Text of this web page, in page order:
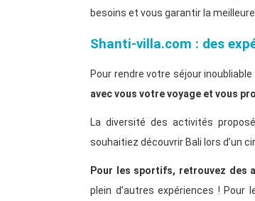
besoins et vous garantir la
Shanti-villa.com : des
Pour rendre votre séjour
avec vous votre voyage et vous
La diversité des activités
souhaitiez découvrir Bali lors d’un
Pour les sportifs, retrouvez des
plein d’autres expériences ! Pour